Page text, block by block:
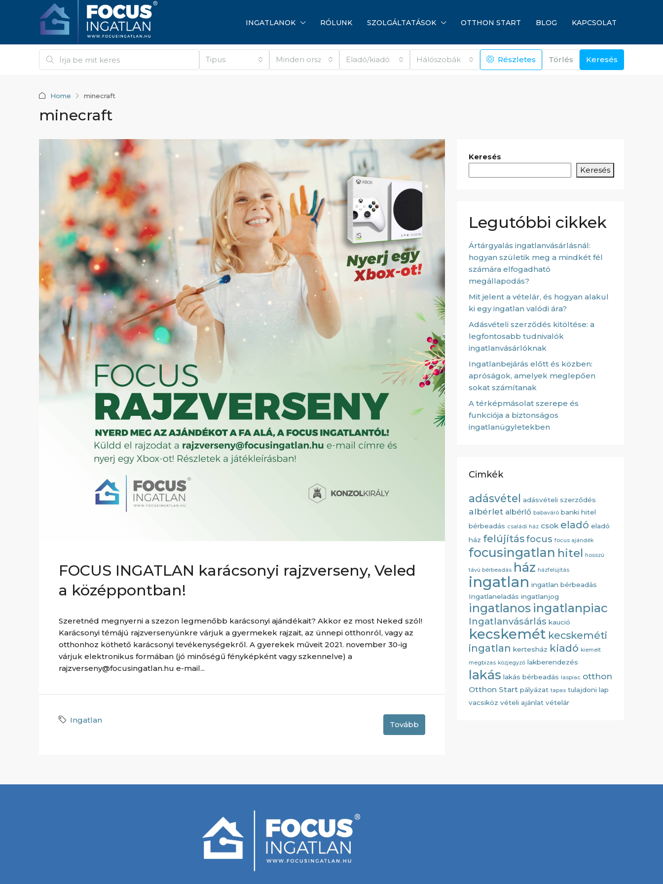
INGATLANOK RÓLUNK SZOLGÁLTATÁSOK OTTHON START BLOG KAPCSOLAT
Tipus Minden ország Eladó/kiadó Hálószobák Részletes Törlés Keresés
Home minecraft
minecraft
FOCUS INGATLAN karácsonyi rajzverseny, Veled
a középpontban!
Szeretnéd megnyerni a szezon legmenőbb karácsonyi ajándékait? Akkor ez most Neked szól!
Karácsonyi témájú rajzversenyünkre várjuk a gyermekek rajzait, az ünnepi otthonról, vagy az
otthonhoz köthető karácsonyi tevékenységekről. A gyerekek műveit 2021. november 30-ig
várjuk elektronikus formában (jó minőségű fényképként vagy szkennelve) a
rajzverseny@focusingatlan.hu e-mail...
Ingatlan Tovább
Keresés
Keresés
Legutóbbi cikkek
Ártárgyalás ingatlanvásárlásnál:
hogyan születik meg a mindkét fél
számára elfogadható
megállapodás?
Mit jelent a vételár, és hogyan alakul
ki egy ingatlan valódi ára?
Adásvételi szerződés kitöltése: a
legfontosabb tudnivalók
ingatlanvásárlóknak
Ingatlanbejárás előtt és közben:
apróságok, amelyek meglepően
sokat számítanak
A térképmásolat szerepe és
funkciója a biztonságos
ingatlanügyletekben
Cimkék
adásvétel adásvételi szerződés
albérlet albérlő babaváró banki hitel
bérbeadás családi ház csok eladó eladó
ház felújításfocus focus ajándék
focusingatlan hitel hosszú
távú bérbeadás ház házfelújítás
ingatlan ingatlan bérbeadás
Ingatlaneladás ingatlanjog
ingatlanos ingatlanpiac
Ingatlanvásárlás kaució
kecskemét kecskeméti
ingatlan kertesház kiadó kiemelt
megbizas közjegyző lakberendezés
lakás lakás bérbeadás laspiac otthon
Otthon Start pályázat tapas tulajdoni lap
vacsiköz vételi ajánlat vételár